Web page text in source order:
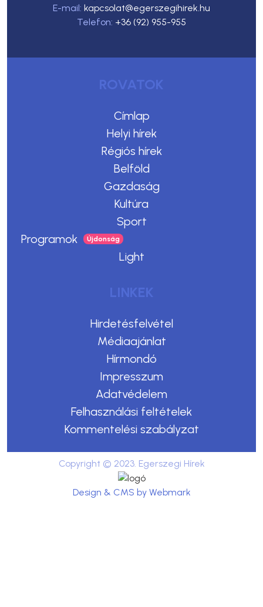
E-mail: kapcsolat@egerszegihirek.hu
Telefon: +36 (92) 955-955
ROVATOK
Címlap
Helyi hírek
Régiós hírek
Belföld
Gazdaság
Kultúra
Sport
Programok
Light
LINKEK
Hirdetésfelvétel
Médiaajánlat
Hírmondó
Impresszum
Adatvédelem
Felhasználási feltételek
Kommentelési szabályzat
Copyright © 2023. Egerszegi Hírek
Design & CMS by Webmark